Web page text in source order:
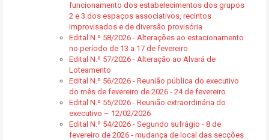
funcionamento dos estabelecimentos dos grupos
2 e 3 dos espaços associativos, recintos
improvisados e de diversão provisória
Edital N.º 58/2026 - Alterações ao estacionamento
no período de 13 a 17 de fevereiro
Edital N.º 57/2026 - Alteração ao Alvará de
Loteamento
Edital N.º 56/2026 - Reunião pública do executivo
do mês de fevereiro de 2026 - 24 de fevereiro
Edital N.º 55/2026 - Reunião extraordinária do
executivo – 12/02/2026
Edital N.º 54/2026 - Segundo sufrágio - 8 de
fevereiro de 2026 - mudança de local das secções